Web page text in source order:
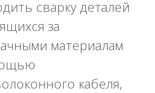
сварку деталей
за
материалам
кабеля,